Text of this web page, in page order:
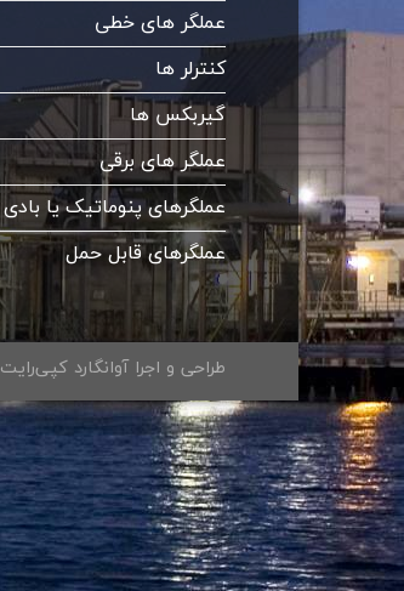
عملگر های خطی
کنترلر ها
گیربکس ها
عملگر های برقی
عملگرهای پنوماتیک یا بادی
عملگرهای قابل حمل
طراحی و اجرا آوانگارد کپی‌رایت 2026 ©